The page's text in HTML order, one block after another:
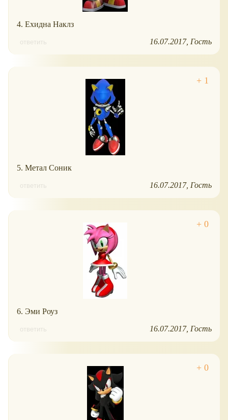
4. Ехидна Наклз
ответить 16.07.2017 Гость
5. Метал Соник
ответить 16.07.2017 Гость
6. Эми Роуз
ответить 16.07.2017 Гость